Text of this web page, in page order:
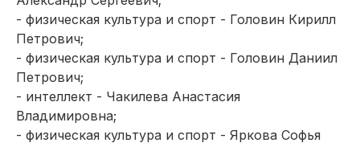
- физическая культура и спорт - Головин Кирилл
Петрович;
- физическая культура и спорт - Головин Даниил
Петрович;
- интеллект - Чакилева Анастасия
Владимировна;
- физическая культура и спорт - Яркова Софья